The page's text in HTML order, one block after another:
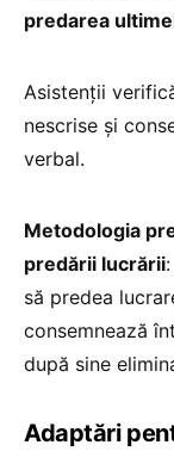
predarea
Asistenții
nescrise și
verbal.
Metodologia
predării lucrării
să predea
consemnează
după sine
Adaptări